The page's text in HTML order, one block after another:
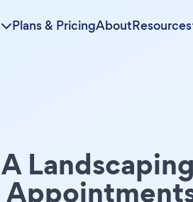
Plans & PricingAboutResources